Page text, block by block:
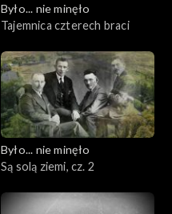
Było... nie minęło
Tajemnica czterech braci
Było... nie minęło
Są solą ziemi, cz. 2